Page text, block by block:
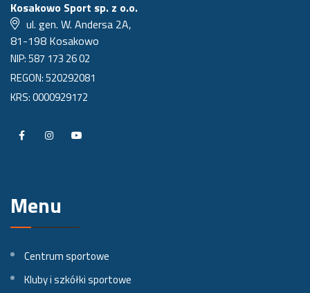
Kosakowo Sport sp. z o.o.
ul. gen. W. Andersa 2A,
81-198 Kosakowo
NIP: 587 173 26 02
REGON: 520292081
KRS: 0000929172
P
f
i
P
f
i
Menu
Centrum sportowe
Kluby i szkółki sportowe